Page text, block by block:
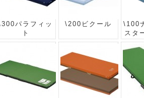
パラフィッ
ト
\200ビクール
\100
スタ